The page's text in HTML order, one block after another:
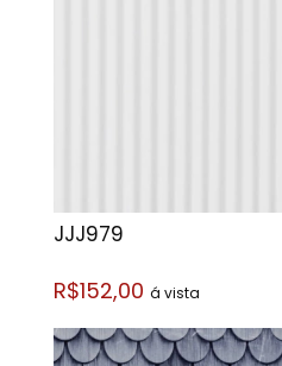
JJJ979
R$152,00 á vista